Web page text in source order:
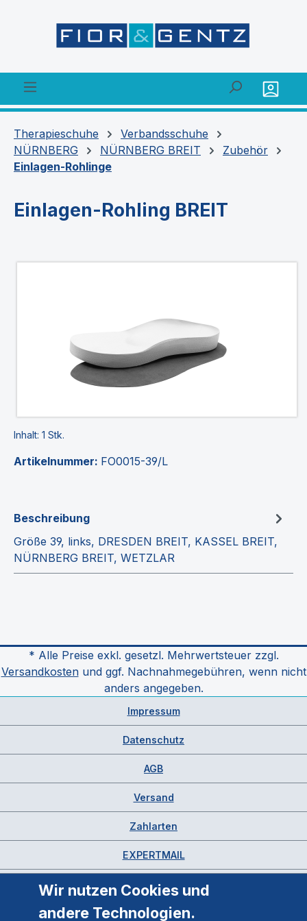
Therapieschuhe
Verbandsschuhe
NÜRNBERG
NÜRNBERG BREIT
Zubehör
Einlagen-Rohlinge
Einlagen-Rohling BREIT
Inhalt: 1 Stk.
Artikelnummer: FO0015-39/L
Beschreibung
Größe 39, links, DRESDEN BREIT, KASSEL BREIT,
NÜRNBERG BREIT, WETZLAR
* Alle Preise exkl. gesetzl. Mehrwertsteuer zzgl.
Versandkostenund ggf. Nachnahmegebühren, wenn nicht
anders angegeben.
Impressum
Datenschutz
AGB
Versand
Zahlarten
EXPERTMAIL
Wir nutzen Cookies und
andere Technologien.